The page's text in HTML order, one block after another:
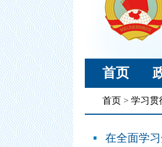
首页
首页 > 学习贯
在全面学